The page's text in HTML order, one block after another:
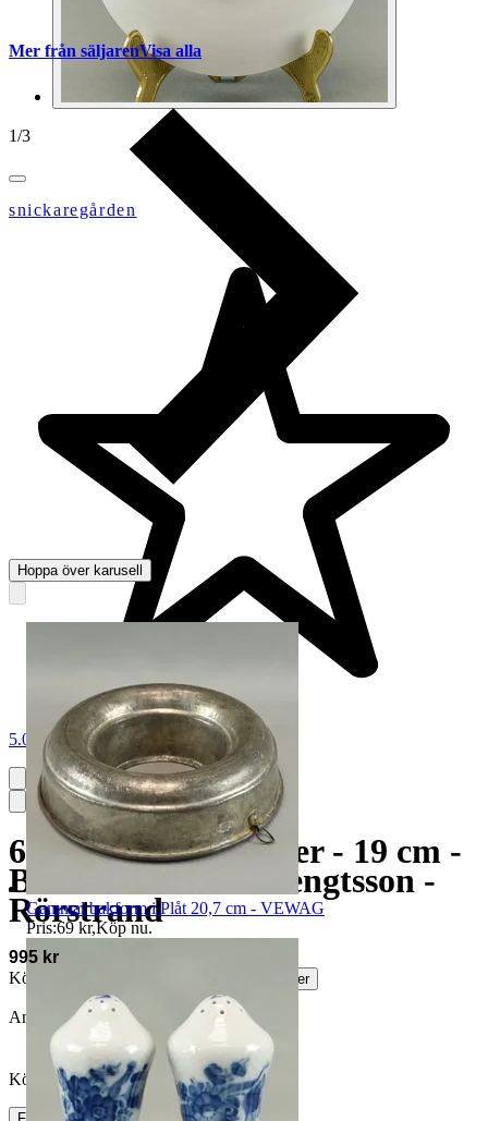
1/3
snickaregården
5.0
6 Tallrikar - Assietter - 19 cm -
Blå Eld - Hertha Bengtsson -
Rörstrand
995 kr
Köparskydd är valfritt hos företag.
Läs mer
Annonsen är avslutad
Köpförfrågan är tyvärr inte tillgänglig.
Mer från säljarenVisa alla
Hoppa över karusell
Gammal bakform i Plåt 20,7 cm - VEWAG
Pris:69 kr,Köp nu.